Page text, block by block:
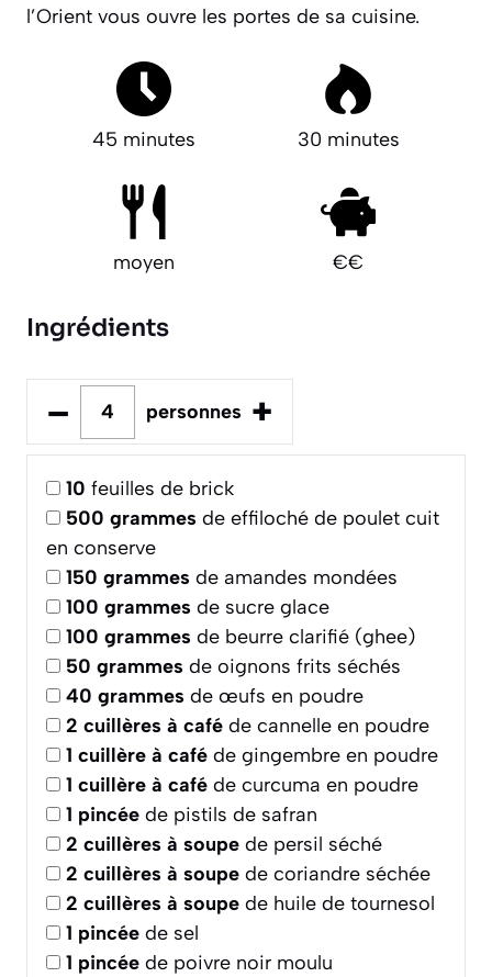
l’Orient vous ouvre les portes de sa cuisine.
45 minutes 30 minutes
moyen €€
Ingrédients
– personnes +
10 feuilles de brick
500 grammes de effiloché de poulet cuit
en conserve
150 grammes de amandes mondées
100 grammes de sucre glace
100 grammes de beurre clarifié (ghee)
50 grammes de oignons frits séchés
40 grammes de œufs en poudre
2 cuillères à café de cannelle en poudre
1 cuillère à café de gingembre en poudre
1 cuillère à café de curcuma en poudre
1 pincée de pistils de safran
2 cuillères à soupe de persil séché
2 cuillères à soupe de coriandre séchée
2 cuillères à soupe de huile de tournesol
1 pincée de sel
1 pincée de poivre noir moulu